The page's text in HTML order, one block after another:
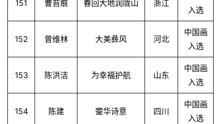
151 曹苔痕 春回大地润陇山 浙江
入选
152 曾维林 大美彝风 河北
中国画
入选
153 陈洪洁 为幸福护航 山东
中国画
入选
154 陈建 蓥华诗意 四川
中国画
入选